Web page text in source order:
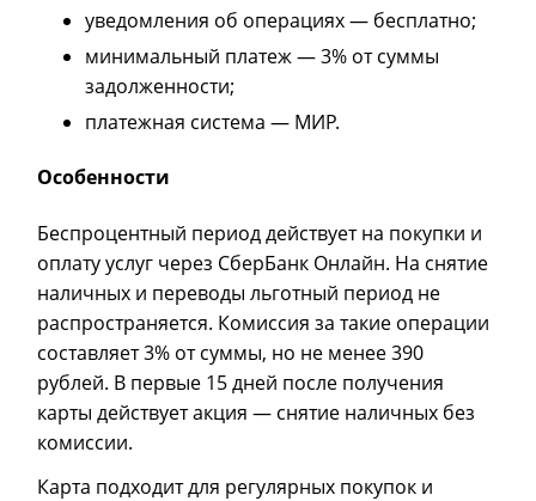
уведомления об операциях — бесплатно;
минимальный платеж — 3% от суммы
задолженности;
платежная система — МИР.
Особенности
Беспроцентный период действует на покупки и
оплату услуг через СберБанк Онлайн. На снятие
наличных и переводы льготный период не
распространяется. Комиссия за такие операции
составляет 3% от суммы, но не менее 390
рублей. В первые 15 дней после получения
карты действует акция — снятие наличных без
комиссии.
Карта подходит для регулярных покупок и